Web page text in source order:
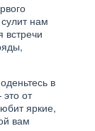
нам
в
от
яркие,
вам